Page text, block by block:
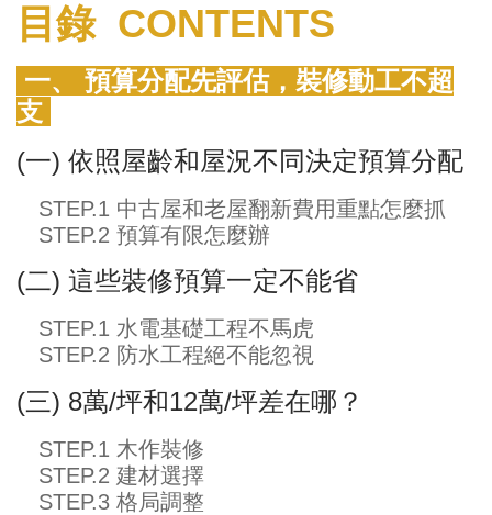
目錄 CONTENTS
一、
預算分配先評估，裝修動工不超
支
(一) 依照屋齡和屋況不同決定預算分配
STEP.1 中古屋和老屋翻新費用重點怎麼抓
STEP.2 預算有限怎麼辦
(二) 這些裝修預算一定不能省
STEP.1 水電基礎工程不馬虎
STEP.2 防水工程絕不能忽視
(三) 8萬/坪和12萬/坪差在哪？
STEP.1 木作裝修
STEP.2 建材選擇
STEP.3 格局調整